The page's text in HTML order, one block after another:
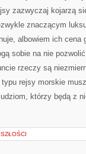
zazwyczaj kojarzą
znaczącym
albowiem ich cena
sobie na nie
rzeczy są
rejsy morskie
którzy będą z